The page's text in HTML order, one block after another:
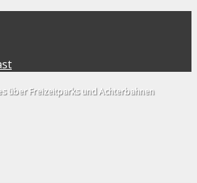
über Freizeitparks und Achterbahnen